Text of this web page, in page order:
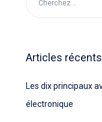
Articles récents
Les dix principaux
électronique